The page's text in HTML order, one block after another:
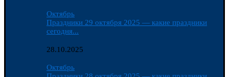
Октябрь
Праздники 29 октября 2025 — какие праздники
сегодня...
28.10.2025
Октябрь